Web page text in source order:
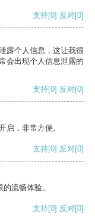
支持[0] 反对[0]
露个人信息，这让我很
会出现个人信息泄露的
支持[0] 反对[0]
启，非常方便。
支持[0] 反对[0]
流畅体验。
支持[0] 反对[0]